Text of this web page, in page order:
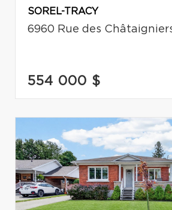
SOREL-TRACY
6960 Rue des
554 000 $